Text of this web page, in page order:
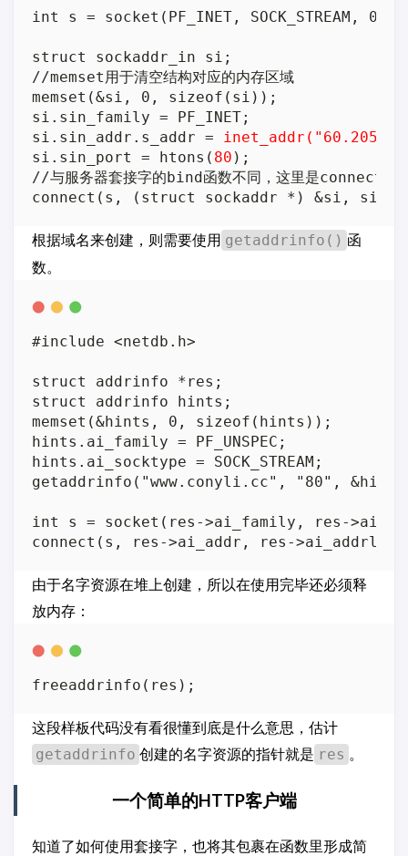
int s = socket(PF_INET, SOCK_STREAM, 0);
struct sockaddr_in si;
//memset用于清空结构对应的内存区域
memset(&si, 0, sizeof(si));
si.sin_family = PF_INET;
si.sin_addr.s_addr =
si.sin_port = htons( 80 );
//与服务器套接字的bind函数不同，这里是connect函
根据域名来创建，则需要使用 getaddrinfo() 函
数。
#include <netdb.h>
struct addrinfo *res;
struct addrinfo hints;
memset(&hints, 0, sizeof(hints));
hints.ai_family = PF_UNSPEC;
hints.ai_socktype = SOCK_STREAM;
getaddrinfo("www.conyli.cc", "80",
int s = socket(res->ai_family, res-
由于名字资源在堆上创建，所以在使用完毕还必须释
放内存：
这段样板代码没有看很懂到底是什么意思，估计
getaddrinfo 创建的名字资源的指针就是 res 。
一个简单的HTTP客户端
知道了如何使用套接字，也将其包裹在函数里形成简